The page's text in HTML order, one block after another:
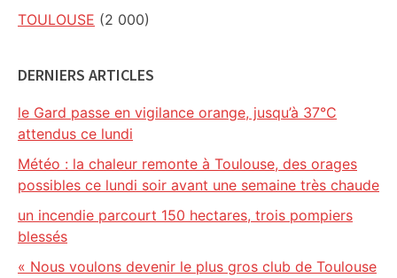
TOULOUSE (2 000)
DERNIERS ARTICLES
le Gard passe en vigilance orange, jusqu’à 37°C
attendus ce lundi
Météo : la chaleur remonte à Toulouse, des orages
possibles ce lundi soir avant une semaine très chaude
un incendie parcourt 150 hectares, trois pompiers
blessés
« Nous voulons devenir le plus gros club de Toulouse